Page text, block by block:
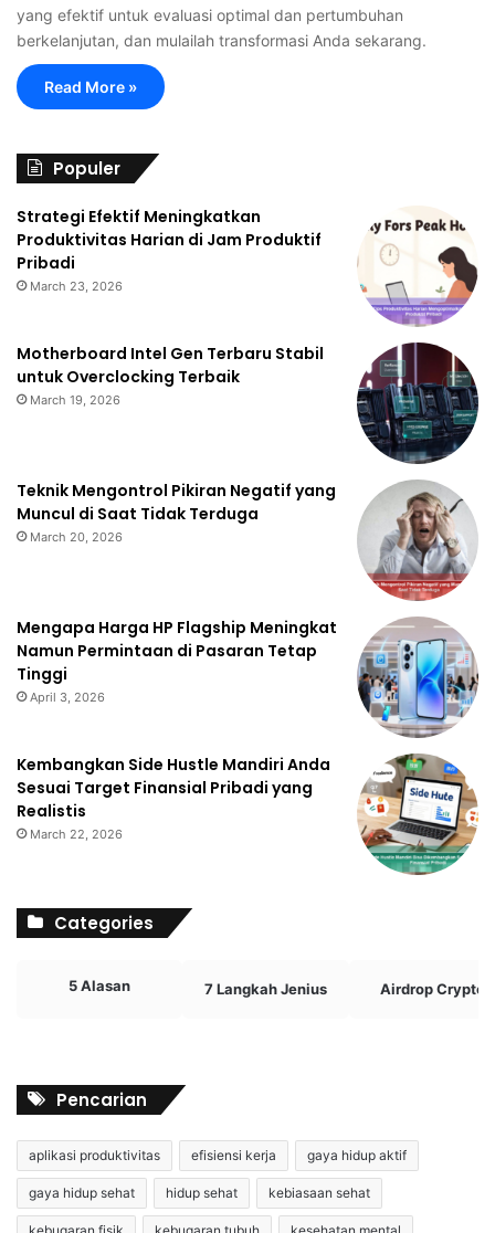
yang efektif untuk evaluasi optimal dan pertumbuhan
berkelanjutan, dan mulailah transformasi Anda sekarang.
Read More »
Populer
Strategi Efektif Meningkatkan
Produktivitas Harian di Jam Produktif
Pribadi
March 23, 2026
Motherboard Intel Gen Terbaru Stabil
untuk Overclocking Terbaik
March 19, 2026
Teknik Mengontrol Pikiran Negatif yang
Muncul di Saat Tidak Terduga
March 20, 2026
Mengapa Harga HP Flagship Meningkat
Namun Permintaan di Pasaran Tetap
Tinggi
April 3, 2026
Kembangkan Side Hustle Mandiri Anda
Sesuai Target Finansial Pribadi yang
Realistis
March 22, 2026
Categories
5 Alasan 7 Langkah Jenius Airdrop Crypto
Pencarian
aplikasi produktivitas efisiensi kerja gaya hidup aktif
gaya hidup sehat hidup sehat kebiasaan sehat